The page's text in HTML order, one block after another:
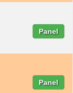
Panel
Panel